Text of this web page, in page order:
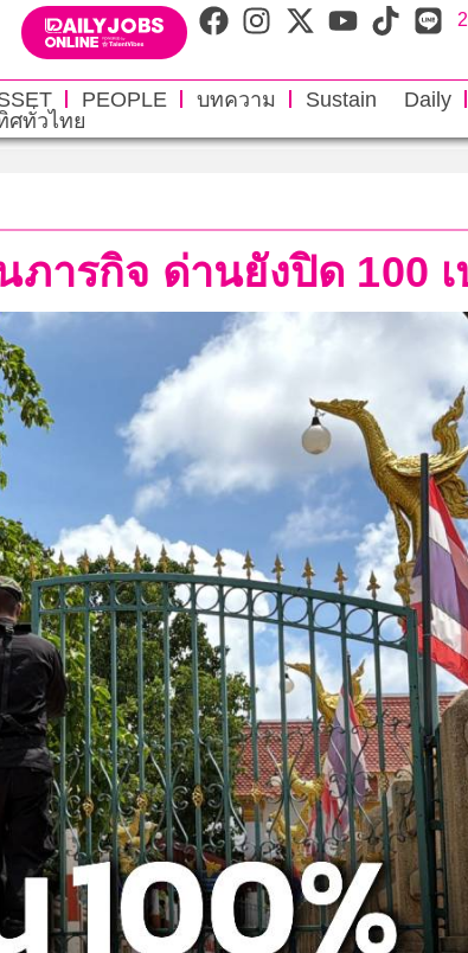
PEOPLE บทความ Sustain Daily
ศทั่วไทย
ภารกิจ ด่านยังปิด 100